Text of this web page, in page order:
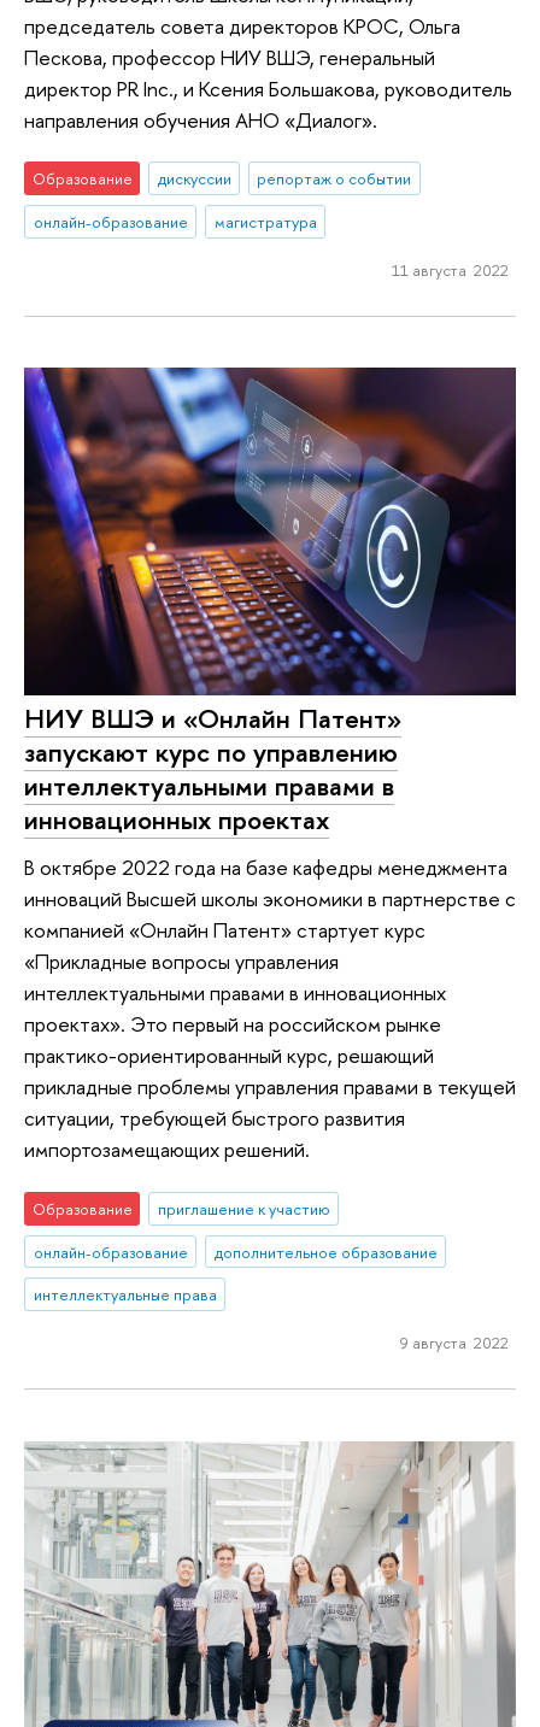
председатель совета директоров КРОС, Ольга
Пескова, профессор НИУ ВШЭ, генеральный
директор PR Inc., и Ксения Большакова, руководитель
направления обучения АНО «Диалог».
Образование дискуссии
репортаж о событии
онлайн-образование
магистратура
11 августа 2022
НИУ ВШЭ и «Онлайн Патент»
запускают курс по управлению
интеллектуальными правами в
инновационных проектах
В октябре 2022 года на базе кафедры менеджмента
инноваций Высшей школы экономики в партнерстве с
компанией «Онлайн Патент» стартует курс
«Прикладные вопросы управления
интеллектуальными правами в инновационных
проектах». Это первый на российском рынке
практико-ориентированный курс, решающий
прикладные проблемы управления правами в текущей
ситуации, требующей быстрого развития
импортозамещающих решений.
Образование
приглашение к участию
онлайн-образование
дополнительное образование
интеллектуальные права
9 августа 2022